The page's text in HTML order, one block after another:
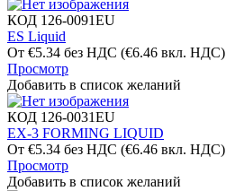
КОД 126-0091EU
ES Liquid
От €5.34 без НДС (€6.46 вкл. НДС)
Просмотр
Добавить в список желаний
КОД 126-0031EU
EX-3 FORMING LIQUID
От €5.34 без НДС (€6.46 вкл. НДС)
Просмотр
Добавить в список желаний